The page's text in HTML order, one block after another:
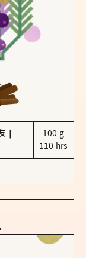
100 g
110 hrs